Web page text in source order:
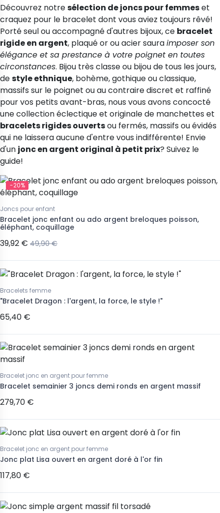
Découvrez notresélection de joncs pour femmeset
craquez pour le bracelet dont vous aviez toujours rêvé!
Porté seul ou accompagné d'autres bijoux, ce bracelet
rigide en argent, plaqué or ou acier sauraimposer son
élégance et sa prestance à votre poignet en toutes
circonstances. Bijou très classe ou bijoude tous les jours,
destyle ethnique, bohème, gothique ou classique,
massifs sur le poignet ou au contraire discret et raffiné
pour vos petits avant-bras, nous vous avons concocté
une collection éclectique et originale de manchettes et
bracelets rigides ouvertsou fermés, massifs ou évidés
qui ne laissera aucune d'entre vous indifférente! Envie
d'un jonc en argent original à petit prix? Suivez le
guide!
-20%
Joncs pour enfant
Bracelet jonc enfant ou ado argent breloques poisson,
éléphant, coquillage
39,92 € 49,90 €
Bracelets femme
"Bracelet Dragon : l'argent, la force, le style !"
65,40 €
Bracelet jonc en argent pour femme
Bracelet semainier 3 joncs demi ronds en argent massif
279,70 €
Bracelet jonc en argent pour femme
Jonc plat Lisa ouvert en argent doré à l'or fin
117,80 €